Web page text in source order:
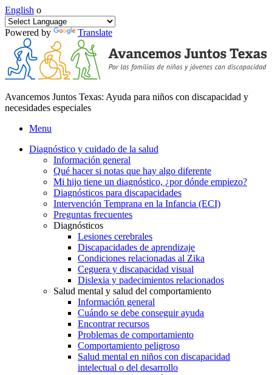
English o
Powered by Translate
Avancemos Juntos Texas: Ayuda para niños con discapacidad y
necesidades especiales
Menu
Diagnóstico y cuidado de la salud
Información general
Qué hacer si notas que hay algo diferente
Mi hijo tiene un diagnóstico, ¿por dónde empiezo?
Diagnósticos para discapacidades
Intervención Temprana en la Infancia (ECI)
Preguntas frecuentes
Diagnósticos
Lesiones cerebrales
Discapacidades de aprendizaje
Condiciones relacionadas al Zika
Ceguera y discapacidad visual
Dislexia y padecimientos relacionados
Salud mental y salud del comportamiento
Información general
Cuándo se debe conseguir ayuda
Encontrar recursos
Problemas de comportamiento
Comportamiento peligroso
Salud mental en niños con discapacidad
intelectual o del desarrollo